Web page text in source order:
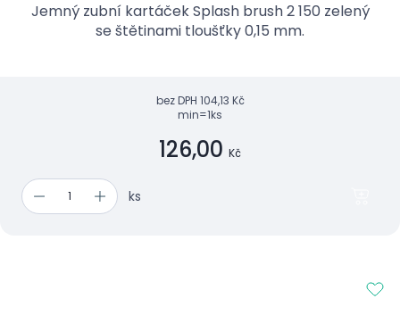
Jemný zubní kartáček Splash brush 2 150 zelený
se štětinami tloušťky 0,15 mm.
bez DPH 104,13 Kč
min=1ks
126,00 Kč
ks